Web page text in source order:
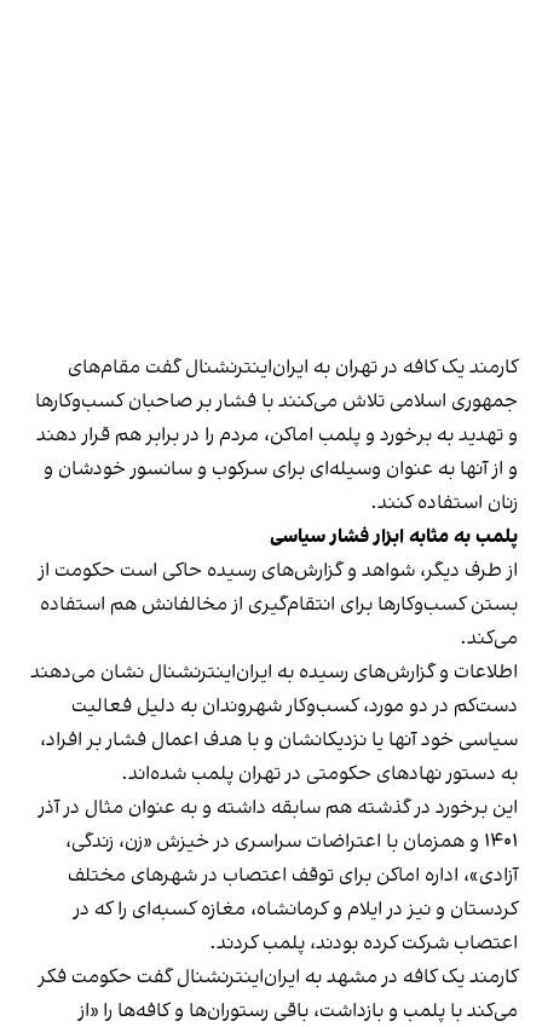
کارمند یک کافه در تهران به ایران‌اینترنشنال گفت مقام‌های
جمهوری اسلامی تلاش می‌کنند با فشار بر صاحبان کسب‌وکارها
و تهدید به برخورد و پلمب اماکن، مردم را در برابر هم قرار دهند
و از آنها به عنوان وسیله‌ای برای سرکوب و سانسور خودشان و
زنان استفاده کنند.
پلمب به مثابه ابزار فشار سیاسی
از طرف دیگر، شواهد و گزارش‌های رسیده حاکی است حکومت از
بستن کسب‌وکارها برای انتقام‌گیری از مخالفانش هم استفاده
می‌کند.
اطلاعات و گزارش‌های رسیده به ایران‌اینترنشنال نشان می‌دهند
دست‌کم در دو مورد، کسب‌وکار شهروندان به دلیل فعالیت
سیاسی خود آنها یا نزدیکانشان و با هدف اعمال فشار بر افراد،
به دستور نهادهای حکومتی در تهران پلمب شده‌اند.
این برخورد در گذشته هم سابقه داشته و به عنوان مثال در آذر
۱۴۰۱ و همزمان با اعتراضات سراسری در خیزش «زن، زندگی،
آزادی»، اداره اماکن برای توقف اعتصاب در شهرهای مختلف
کردستان و نیز در ایلام و کرمانشاه، مغازه کسبه‌ای را که در
اعتصاب شرکت کرده بودند، پلمب کردند.
کارمند یک کافه در مشهد به ایران‌اینترنشنال گفت حکومت فکر
می‌کند با پلمب و بازداشت، باقی رستوران‌ها و کافه‌ها را «از